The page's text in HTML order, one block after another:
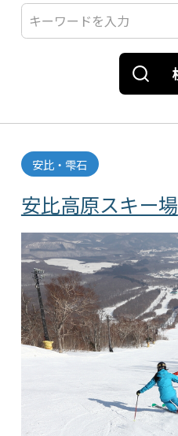
安比高原スキー場
安比・雫石